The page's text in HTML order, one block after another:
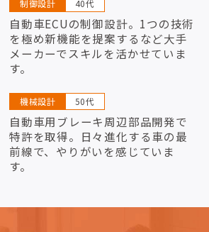
制御設計 40代
自動車ECUの制御設計。1つの技術
を極め新機能を提案するなど大手
メーカーでスキルを活かせていま
す。
機械設計 50代
自動車用ブレーキ周辺部品開発で
特許を取得。日々進化する車の最
前線で、やりがいを感じていま
す。